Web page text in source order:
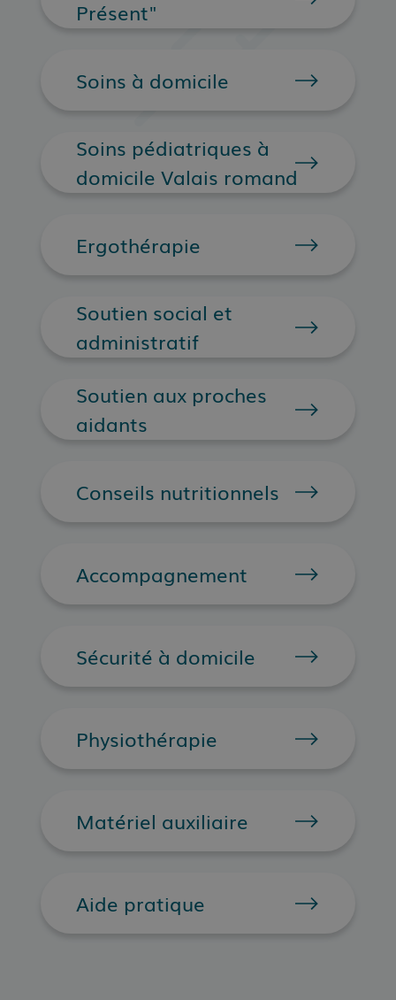
Présent"
Soins à domicile
Soins pédiatriques à
domicile Valais romand
Ergothérapie
Soutien social et
administratif
Soutien aux proches
aidants
Conseils nutritionnels
Accompagnement
Sécurité à domicile
Physiothérapie
Matériel auxiliaire
Aide pratique